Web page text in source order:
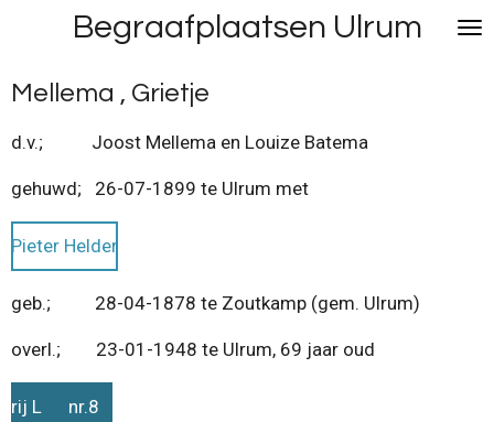
naar
de
hoofdinhoud
Begraafplaatsen Ulrum
Mellema , Grietje
d.v.; Joost Mellema en Louize Batema
gehuwd; 26-07-1899 te Ulrum met
Pieter Helder
geb.; 28-04-1878 te Zoutkamp (gem. Ulrum)
overl.; 23-01-1948 te Ulrum, 69 jaar oud
rij L nr.8